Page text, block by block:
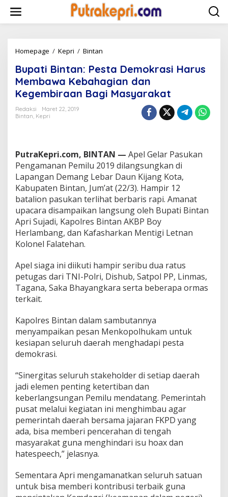
w
Homepage / Kepri / Bintan
p
a
t
i
n
:
P
e
s
t
a
D
e
m
r
a
s
i
r
u
s
M
b
a
w
a
K
e
a
h
i
n
Bupati Bintan: Pesta Demokrasi Harus
Membawa Kebahagian dan
Kegembiraan Bagi Masyarakat
Redaksi
Maret 22, 2019
Bintan, Kepri
PutraKepri.com, BINTAN — Apel Gelar Pasukan
Pengamanan Pemilu 2019 dilangsungkan di
Lapangan Demang Lebar Daun Kijang Kota,
Kabupaten Bintan, Jum’at (22/3). Hampir 12
batalion pasukan terlihat berbaris rapi. Amanat
upacara disampaikan langsung oleh Bupati Bintan
Apri Sujadi, Kapolres Bintan AKBP Boy
Herlambang, dan Kafasharkan Mentigi Letnan
Kolonel Falatehan.
Apel siaga ini diikuti hampir seribu dua ratus
petugas dari TNI-Polri, Dishub, Satpol PP, Linmas,
Tagana, Saka Bhayangkara serta beberapa ormas
terkait.
Kapolres Bintan dalam sambutannya
menyampaikan pesan Menkopolhukam untuk
kesiapan seluruh daerah menghadapi pesta
demokrasi.
“Sinergitas seluruh stakeholder di setiap daerah
jadi elemen penting ketertiban dan
keberlangsungan Pemilu mendatang. Pemerintah
pusat melalui kegiatan ini menghimbau agar
pemerintah daerah bersama jajaran FKPD yang
ada, bisa memberi pencerahan di tengah
masyarakat guna menghindari isu hoax dan
hatespeech,” jelasnya.
Sementara Apri mengamanatkan seluruh satuan
untuk bisa memberi kontribusi terbaik guna